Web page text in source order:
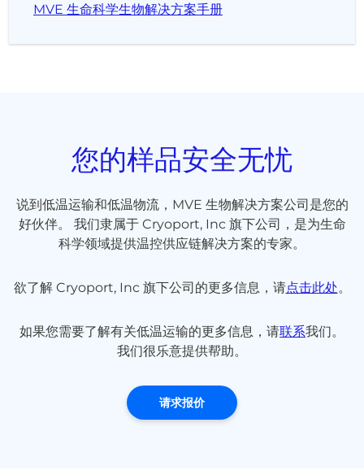
MVE 生命科学生物解决方案手册
您的样品安全无忧
说到低温运输和低温物流，MVE 生物解决方案公司是您的
好伙伴。 我们隶属于 Cryoport, Inc 旗下公司，是为生命
科学领域提供温控供应链解决方案的专家。
欲了解 Cryoport, Inc 旗下公司的更多信息，请点击此处。
如果您需要了解有关低温运输的更多信息，请联系我们。
我们很乐意提供帮助。
请求报价